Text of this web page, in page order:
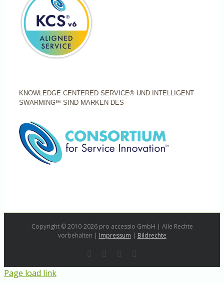
KNOWLEDGE CENTERED SERVICE® UND INTELLIGENT
SWARMING℠ SIND MARKEN DES
Copyright © 2010-2026 pro accessio GmbH | Alle Rechte
vorbehalten | Impressum | Bildrechte
LinkedInInstagram
Page load link